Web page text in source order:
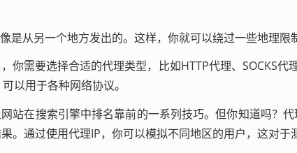
是从另一个地方发出的。这样，你就可以绕过一些地理限
你需要选择合适的代理类型，比如HTTP代理、SOCKS
以用于各种网络协议。
站在搜索引擎中排名靠前的一系列技巧。但你知道吗？
。通过使用代理IP，你可以模拟不同地区的用户，这对于